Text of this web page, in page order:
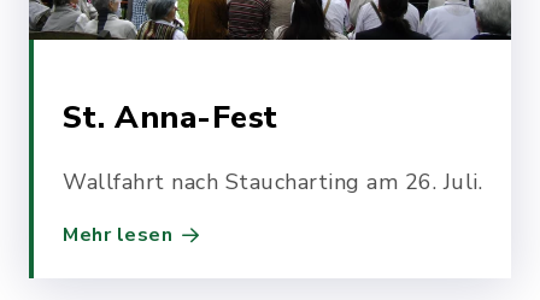
St. Anna-Fest
Wallfahrt nach Staucharting am 26. Juli.
Mehr lesen